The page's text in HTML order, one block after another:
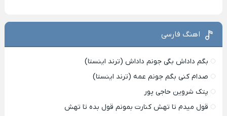
اهنگ فارسی
بگم داداش بگی جونم داداش (ترند اینستا)
صدام کنی بگم جونم عمه (ترند اینستا)
پتک شروین حاجی پور
قول میدم تا تهش کنارت بمونم قول بده تا تهش